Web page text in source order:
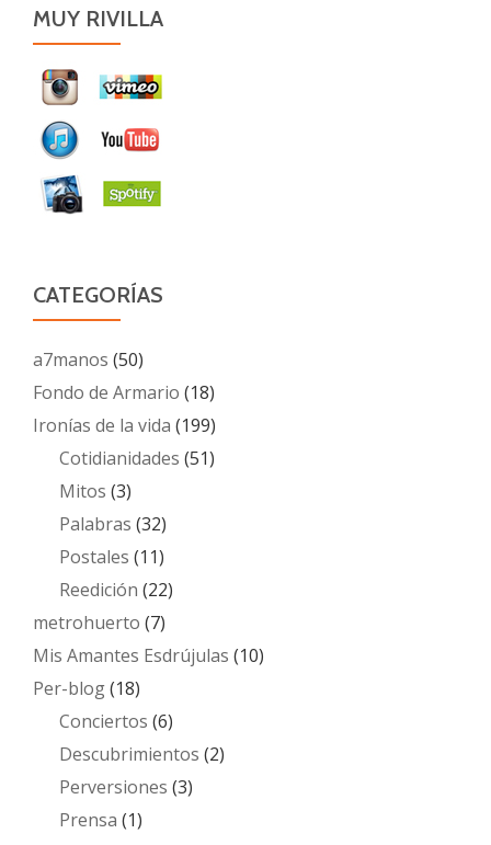
MUY RIVILLA
CATEGORÍAS
a7manos (50)
Fondo de Armario (18)
Ironías de la vida (199)
Cotidianidades (51)
Mitos (3)
Palabras (32)
Postales (11)
Reedición (22)
metrohuerto (7)
Mis Amantes Esdrújulas (10)
Per-blog(18)
Conciertos (6)
Descubrimientos (2)
Perversiones (3)
Prensa (1)